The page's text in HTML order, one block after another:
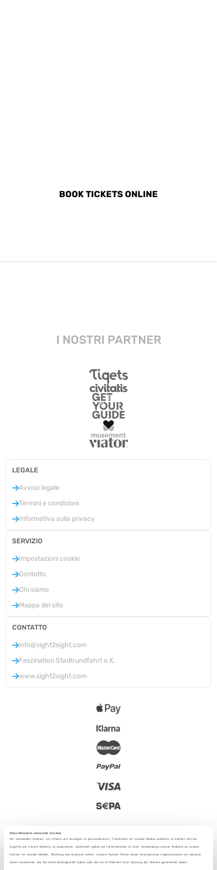
Diese Webseite verwendet Cookies
Wir verwenden Cookies, um Inhalte und Anzeigen zu personalisieren, Funktionen für soziale Medien anbieten zu können und die
Zugriffe auf unsere Website zu analysieren. Außerdem geben wir Informationen zu Ihrer Verwendung unserer Website an unsere
Partner für soziale Medien, Werbung und Analysen weiter. Unsere Partner führen diese Informationen möglicherweise mit weiteren
Daten zusammen, die Sie ihnen bereitgestellt haben oder die sie im Rahmen Ihrer Nutzung der Dienste gesammelt haben.
BOOK TICKETS ONLINE
I NOSTRI PARTNER
LEGALE
Avviso legale
Termini e condizioni
Informativa sulla privacy
SERVIZIO
Impostazioni cookie
Contatto
Chi siamo
Mappa del sito
CONTATTO
info@sight2sight.com
Faszination Stadtrundfahrt e.K.
www.sight2sight.com
2025 - Con amore da Berlino